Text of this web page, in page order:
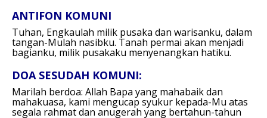
ANTIFON KOMUNI
Tuhan, Engkaulah milik pusaka dan warisanku, dalam
tangan-Mulah nasibku. Tanah permai akan menjadi
bagianku, milik pusakaku menyenangkan hatiku.
DOA SESUDAH KOMUNI:
Marilah berdoa: Allah Bapa yang mahabaik dan
mahakuasa, kami mengucap syukur kepada-Mu atas
segala rahmat dan anugerah yang bertahun-tahun